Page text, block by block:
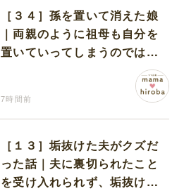
［３４］孫を置いて消えた娘
｜両親のように祖母も自分を
置いていってしまうのでは？
と怯えて泣く孫に心が痛む
7時間前
［１３］垢抜けた夫がクズだ
った話｜夫に裏切られたこと
を受け入れられず、垢抜けた